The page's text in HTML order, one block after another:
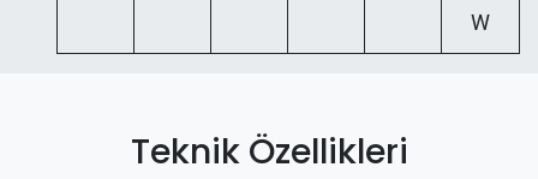
W
Teknik Özellikleri